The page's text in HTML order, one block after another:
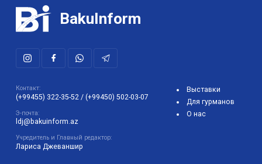
BakuInform
Контакт:
(+99455) 322-35-52 / (+99450) 502-03-07
Э-почта:
ldj@bakuinform.az
Учредитель и Главный редактор:
Лариса Джеваншир
Выставки
Для гурманов
О нас